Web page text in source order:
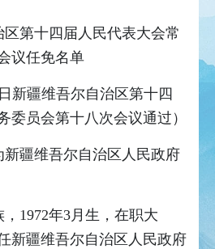
第十四届人民代表大会常
议任免名单
日新疆维吾尔自治区第十四
委员会第十八次会议通过）
新疆维吾尔自治区人民政府
1972年3月生，在职大
新疆维吾尔自治区人民政府